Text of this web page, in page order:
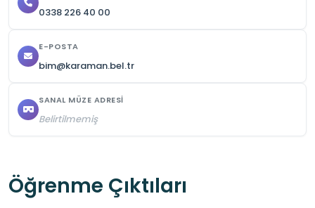
0338 226 40 00
E-POSTA
bim@karaman.bel.tr
SANAL MÜZE ADRESI
Belirtilmemiş
Öğrenme Çıktıları